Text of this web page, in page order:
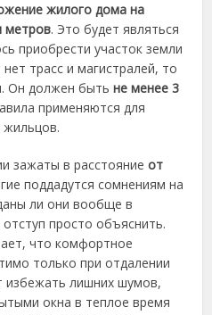
жилого дома на
метров. Это будет являться
приобрести участок земли
трасс и магистралей, то
Он должен бытьне менее 3
применяются для
жильцов.
зажаты в расстояниеот
поддадутся сомнениям на
ли они вообще в
просто объяснить.
что комфортное
только при отдалении
избежать лишних шумов,
окна в теплое время